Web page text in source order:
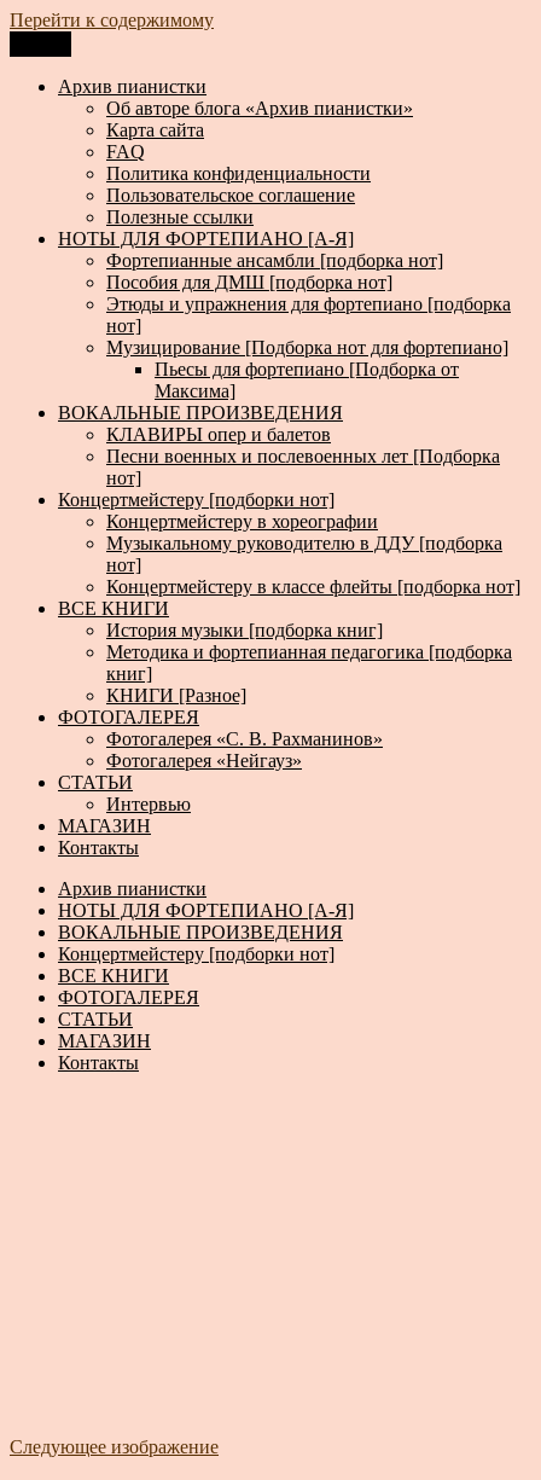
Перейти к содержимому
Архив пианистки
Всё для пианистов: ноты, книги, музыка, статьи…
Архив пианистки
Об авторе блога «Архив пианистки»
Карта сайта
FAQ
Политика конфиденциальности
Пользовательское соглашение
Полезные ссылки
НОТЫ ДЛЯ ФОРТЕПИАНО [А-Я]
Фортепианные ансамбли [подборка нот]
Пособия для ДМШ [подборка нот]
Этюды и упражнения для фортепиано [подборка
нот]
Музицирование [Подборка нот для фортепиано]
Пьесы для фортепиано [Подборка от
Максима]
ВОКАЛЬНЫЕ ПРОИЗВЕДЕНИЯ
КЛАВИРЫ опер и балетов
Песни военных и послевоенных лет [Подборка
нот]
Концертмейстеру [подборки нот]
Концертмейстеру в хореографии
Музыкальному руководителю в ДДУ [подборка
нот]
Концертмейстеру в классе флейты [подборка нот]
ВСЕ КНИГИ
История музыки [подборка книг]
Методика и фортепианная педагогика [подборка
книг]
КНИГИ [Разное]
ФОТОГАЛЕРЕЯ
Фотогалерея «С. В. Рахманинов»
Фотогалерея «Нейгауз»
СТАТЬИ
Интервью
МАГАЗИН
Контакты
Архив пианистки
НОТЫ ДЛЯ ФОРТЕПИАНО [А-Я]
ВОКАЛЬНЫЕ ПРОИЗВЕДЕНИЯ
Концертмейстеру [подборки нот]
ВСЕ КНИГИ
ФОТОГАЛЕРЕЯ
СТАТЬИ
МАГАЗИН
Контакты
Следующее изображение